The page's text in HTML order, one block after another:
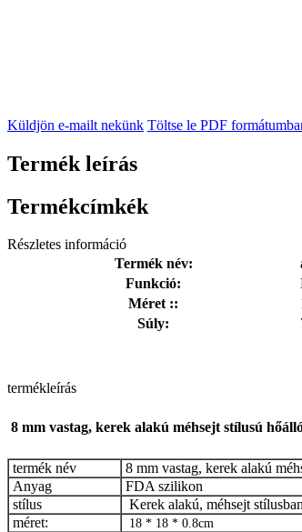
Küldjön e-mailt nekünk Töltse le PDF
Termék leírás
Termékcímkék
Részletes információ
Termék név:
Funkció:
Méret ::
Súly:
termékleírás
8 mm vastag, kerek alakú méhsejt stílusú
termék név
8 mm vastag, kerek alakú
Anyag
FDA szilikon
stílus
Kerek alakú, méhsejt stílusban
méret:
18 * 18 * 0.8cm